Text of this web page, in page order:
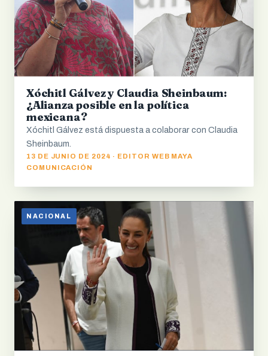
Xóchitl Gálvez y Claudia Sheinbaum:
¿Alianza posible en la política
mexicana?
Xóchitl Gálvez está dispuesta a colaborar con Claudia
Sheinbaum.
13 DE JUNIO DE 2024 · EDITOR WEB MAYA
COMUNICACIÓN
NACIONAL